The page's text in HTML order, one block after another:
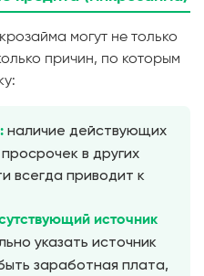
могут не только
причин, по которым
наличие действующих
в других
всегда приводит к
источник
указать источник
заработная плата,